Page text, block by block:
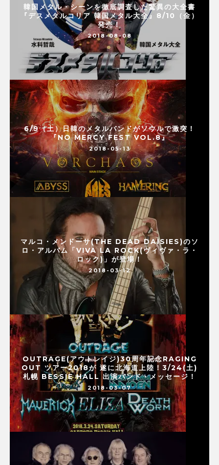
韓国メタル・シーンを徹底調査した驚異の大全書
『デスメタルコリア 韓国メタル大全』8/10（金）
発売！
2018-08-08
6/9（土）日韓のメタルバンドがソウルで激突！
『NO MERCY FEST VOL.8』
2018-05-13
マルコ・メンドーサ(THE DEAD DAISIES)のソ
ロ・アルバム「VIVA LA ROCK(ヴィヴァ・ラ・
ロック)」が登場！
2018-03-12
OUTRAGE(アウトレイジ)30周年記念RAGING
OUT ツアー2018が 遂に北海道上陸！3/24(土)
札幌 BESSIE HALL 出演バンド・メッセージ！
2018-03-07